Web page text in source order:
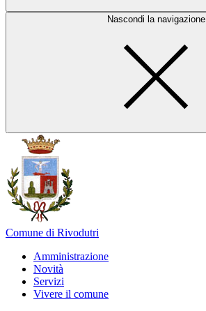
Nascondi la navigazione
Comune di Rivodutri
Amministrazione
Novità
Servizi
Vivere il comune